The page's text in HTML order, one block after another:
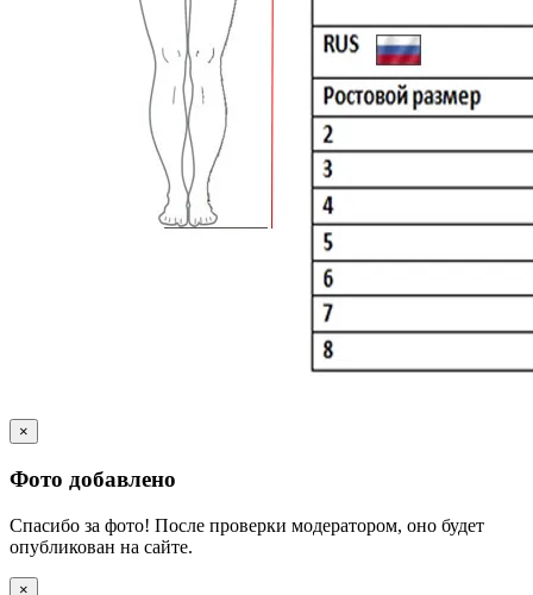
×
Фото добавлено
Спасибо за фото! После проверки модератором, оно будет
опубликован на сайте.
×